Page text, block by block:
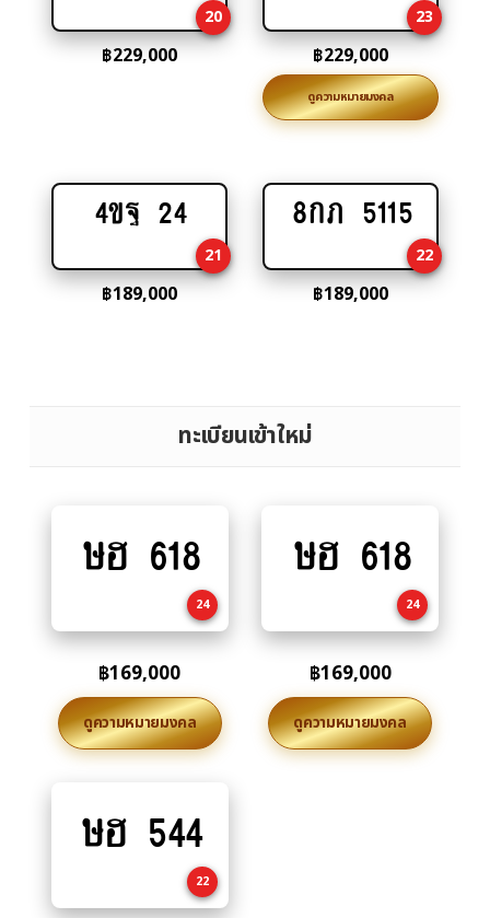
cart
20
฿229,000
cart
23
฿229,000
ดูความหมายมงคล
Add
cart
4ขฐ 24
21
฿189,000
Add
cart
8กภ 5115
22
฿189,000
ทะเบียนเข้าใหม่
to
ษฮ 618
24
฿169,000
ดูความหมายมงคล
to
ษฮ 618
24
฿169,000
ดูความหมายมงคล
to
ษฮ 544
22